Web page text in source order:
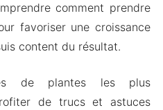
comment prendre
favoriser une croissance
content du résultat.
de plantes les plus
de trucs et astuces